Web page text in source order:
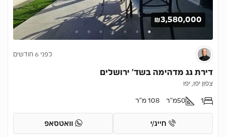
₪3,580,000
לפני 6 חודשים
דירת גג מדהימה בשד’ ירושלים
צפון יפו, יפו
1
50מ"ר 108 מ"ר
חייג/י וואטסאפ